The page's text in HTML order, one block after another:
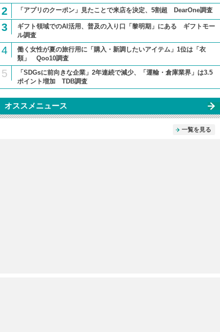
2 「アプリのクーポン」見たことで来店を決定、5割超 DearOne調査
3
ギフト領域でのAI活用、普及の入り口「黎明期」にある ギフトモー
ル調査
4
働く女性が夏の旅行用に「購入・新調したいアイテム」1位は「衣
類」 Qoo10調査
5
「SDGsに前向きな企業」2年連続で減少、「運輸・倉庫業界」は3.5
ポイント増加 TDB調査
オススメニュース
一覧を見る